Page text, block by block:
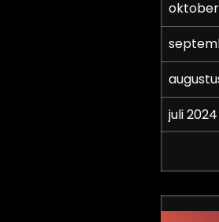
juli 2024